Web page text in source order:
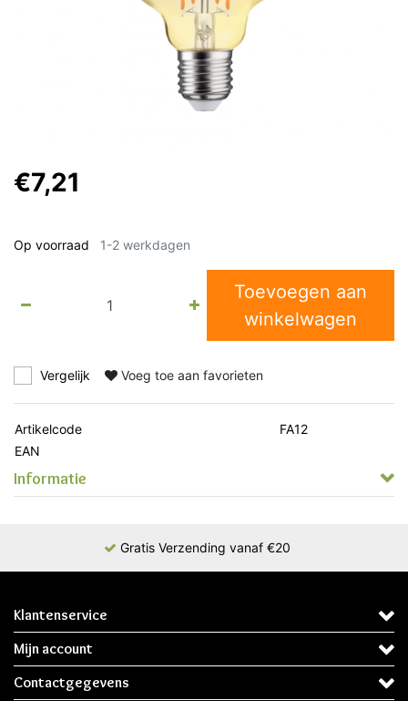
€7,21
Op voorraad 1-2 werkdagen
Toevoegen aan
winkelwagen
Vergelijk Voeg toe aan favorieten
Artikelcode
FA12
EAN
Informatie
Gratis Verzending vanaf €20
Klantenservice
Mijn account
Contactgegevens